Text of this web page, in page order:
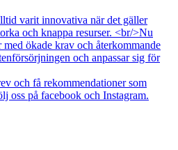
varit innovativa när det gäller
och knappa resurser. <br/>Nu
ökade krav och återkommande
och anpassar sig för
och få rekommendationer som
oss på facebook och Instagram.